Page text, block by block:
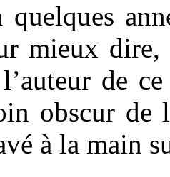
mieux dire,
de
obscur de
à la main